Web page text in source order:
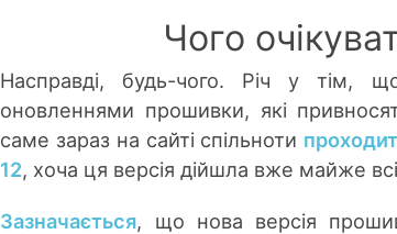
Чого
Насправді, будь-чого. Річ у тім,
оновленнями прошивки, які
саме зараз на сайті спільноти
12, хоча ця версія дійшла вже майже
Зазначається, що нова версія